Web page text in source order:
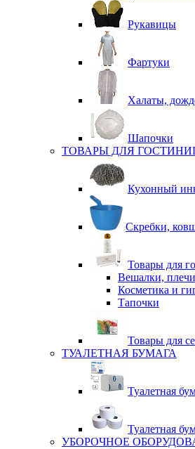
Рукавицы
Фартуки
Халаты,
Шапочки
ТОВАРЫ ДЛЯ
Кухонный
Скребки,
Товары для
Вешалки,
Косметика и
Тапочки
Товары для
ТУАЛЕТНАЯ БУМАГА
Туалетная
Туалетная
УБОРОЧНОЕ